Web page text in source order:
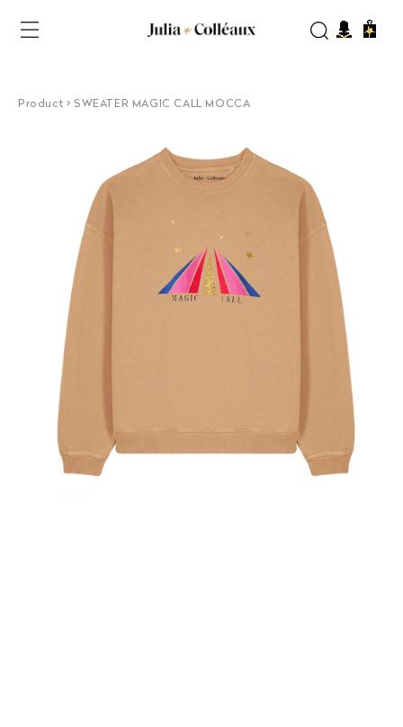
passer
au
Panier
Product > SWEATER MAGIC CALL MOCCA